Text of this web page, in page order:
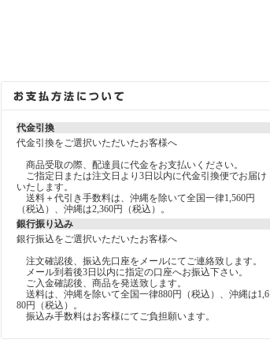
代金引換
代金引換をご選択いただいたお客様へ
商品受取の際、配達員に代金をお支払いください。
ご指定日または注文日より3日以内に代金引換便でお届け
いたします。
送料＋代引き手数料は、沖縄を除いて全国一律1,560円
（税込）、沖縄は2,360円（税込）。
銀行振り込み
銀行振込をご選択いただいたお客様へ
注文確認後、振込先口座をメールにてご連絡致します。
メール到着後3日以内に指定の口座へお振込下さい。
ご入金確認後、商品を発送致します。
送料は、沖縄を除いて全国一律880円（税込）、沖縄は1,6
80円（税込）。
振込み手数料はお客様にてご負担願います。